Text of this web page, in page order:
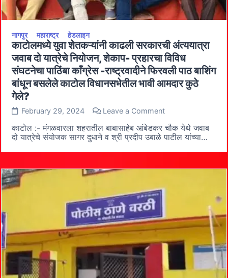
नागपुर महाराष्ट्र हेडलाइन
काटोलमध्ये युवा शेतकऱ्यांनी काढली सरकारची अंत्ययात्रा
जवाब दो यात्रेचे नियोजन, शेकाप- प्रहारचा विविध
संघटनेचा पाठिंबा काँग्रेस -राष्ट्रवादीने फिरवली पाठ बाशिंग
बांधून बसलेले काटोल विधानसभेतील भावी आमदार कुठे
गेले?
February 29, 2024 Leave a Commenton
युवा
शेतकऱ्यांनी
काढली
सरकारची
जवाब
नियोजन,
विविध
संघटनेचा
पाठिंबा
काँग्रेस
-राष्ट्रवादीने
फिरवली
पाठ
बाशिंग
काटोल :- मंगळवारला शहरातील बाबासाहेब आंबेडकर चौक येथे जवाब
दो यात्रेचे संयोजक सागर दुधाने व श्री प्रदीप उबाळे पाटील यांच्या…